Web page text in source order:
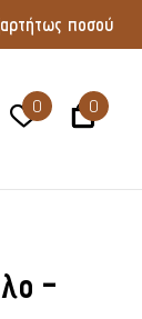
ποσού
0 0
–